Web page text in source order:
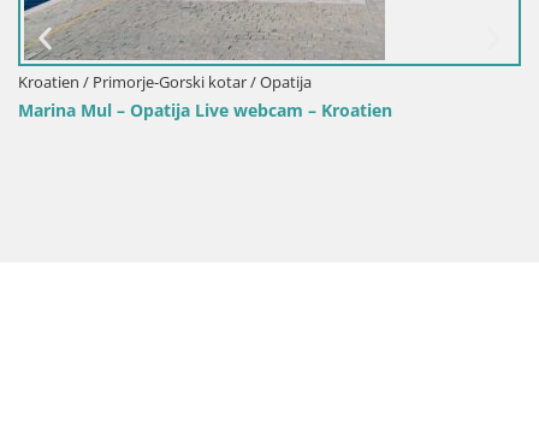
Gorski kotar / Opatija
Live webcam – Kroatien